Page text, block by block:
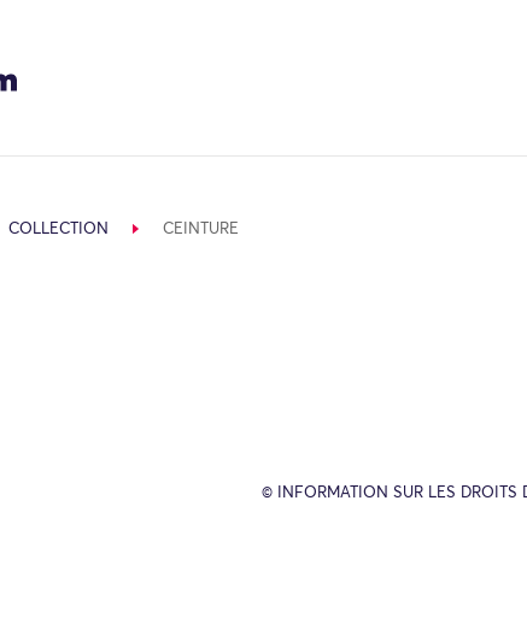
COLLECTION CEINTURE
© INFORMATION SUR LES DROITS